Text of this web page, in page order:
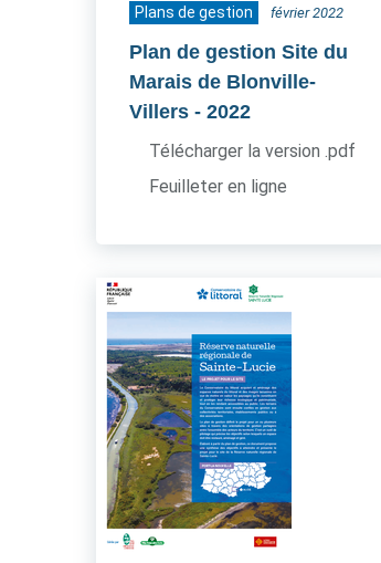
Plans de gestion février 2022
Plan de gestion Site du
Marais de Blonville-
Villers - 2022
Télécharger la version .pdf
Feuilleter en ligne